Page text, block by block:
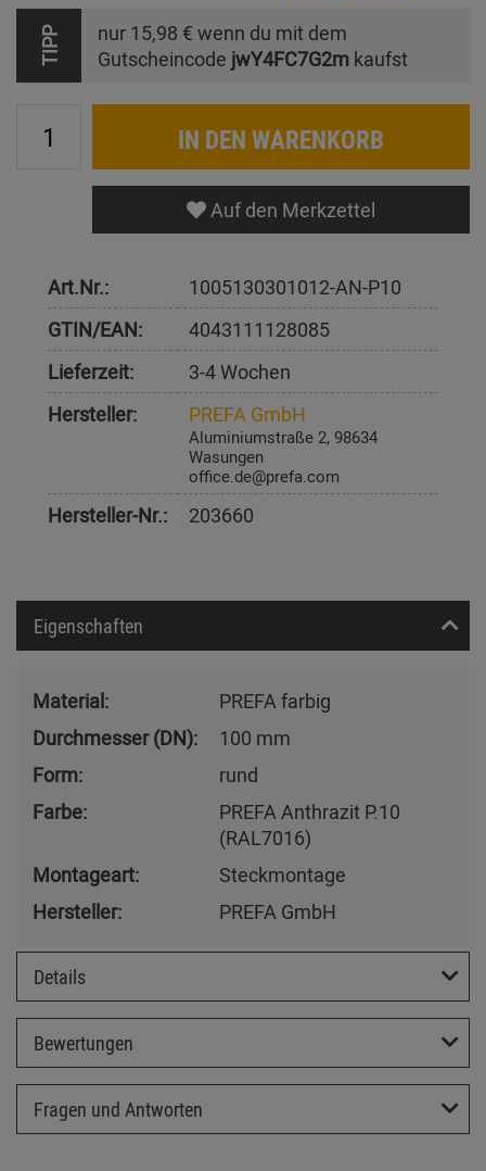
TIPP nur 15,98 € wenn du mit dem
Gutscheincode jwY4FC7G2m kaufst
IN DEN WARENKORB
Auf den Merkzettel
Art.Nr.:
1005130301012-AN-P10
GTIN/EAN:
4043111128085
Lieferzeit:
3-4 Wochen
Hersteller:
PREFA GmbH
Aluminiumstraße 2, 98634
Wasungen
office.de@prefa.com
Hersteller-Nr.: 203660
Eigenschaften
Material:
PREFA farbig
Durchmesser (DN):
100 mm
Form:
rund
Farbe:
PREFA Anthrazit P.10
(RAL7016)
Montageart:
Steckmontage
Hersteller:
PREFA GmbH
Details
Bewertungen
Fragen und Antworten